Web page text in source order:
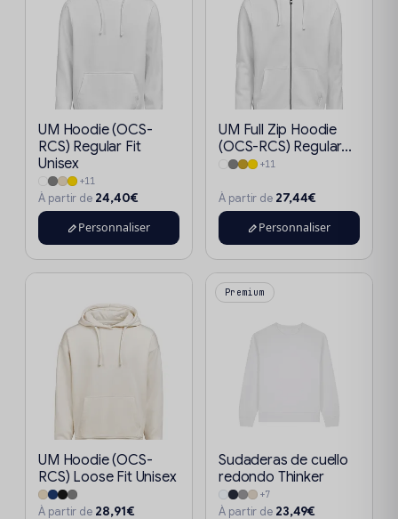
UM Hoodie (OCS-
RCS) Regular Fit
Unisex
+11
À partir de 24,40€
Personnaliser
UM Full Zip Hoodie
(OCS-RCS) Regular...
+11
À partir de 27,44€
Personnaliser
UM Hoodie (OCS-
RCS) Loose Fit Unisex
À partir de 28,91€
Premium
Sudaderas de cuello
redondo Thinker
+7
À partir de 23,49€